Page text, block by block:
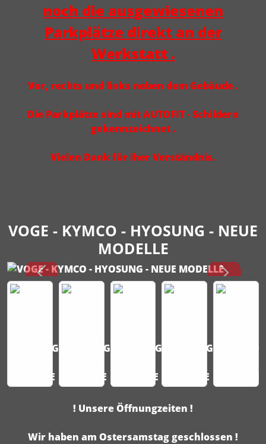
noch die ausgewiesenen
Parkplätze direkt an der
Werkstatt .
Vor, rechts und links neben dem Gebäude .
Die Parkplätze sind mit AUTOFIT - Schildern
gekennzeichnet .
Vielen Dank für iher Verständnis.
VOGE - KYMCO - HYOSUNG - NEUE
MODELLE
! Unsere Öffnungzeiten !
Wir haben am Ostersamstag geschlossen !